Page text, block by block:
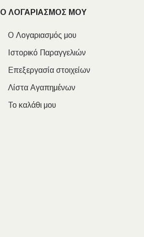
Ο ΛΟΓΑΡΙΑΣΜΟΣ ΜΟΥ
Ο Λογαριασμός μου
Ιστορικό Παραγγελιών
Επεξεργασία στοιχείων
Λίστα Αγαπημένων
Το καλάθι μου